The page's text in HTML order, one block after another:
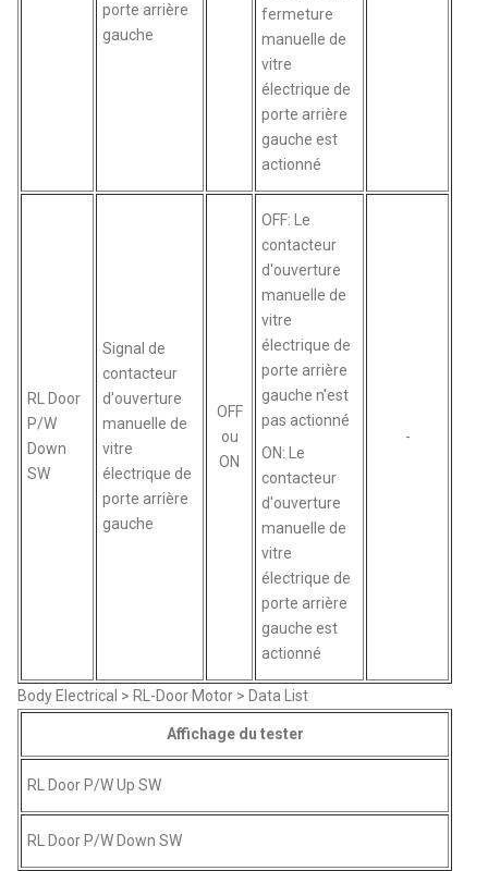
porte arrière
gauche
fermeture
manuelle de
vitre
électrique de
porte arrière
gauche est
actionné
RL Door
P/W
Down
SW
Signal de
contacteur
d'ouverture
manuelle de
vitre
électrique de
porte arrière
gauche
OFF
ou
ON
OFF: Le
contacteur
d'ouverture
manuelle de
vitre
électrique de
porte arrière
gauche n'est
pas actionné
ON: Le
contacteur
d'ouverture
manuelle de
vitre
électrique de
porte arrière
gauche est
actionné
-
Body Electrical > RL-Door Motor > Data List
Affichage du tester
RL Door P/W Up SW
RL Door P/W Down SW